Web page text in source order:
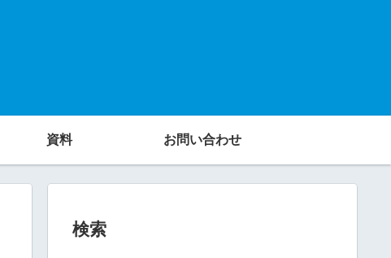
資料 お問い合わせ
検索